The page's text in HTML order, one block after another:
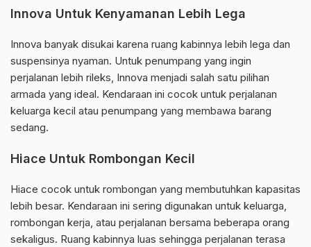
Innova Untuk Kenyamanan Lebih Lega
Innova banyak disukai karena ruang kabinnya lebih lega dan
suspensinya nyaman. Untuk penumpang yang ingin
perjalanan lebih rileks, Innova menjadi salah satu pilihan
armada yang ideal. Kendaraan ini cocok untuk perjalanan
keluarga kecil atau penumpang yang membawa barang
sedang.
Hiace Untuk Rombongan Kecil
Hiace cocok untuk rombongan yang membutuhkan kapasitas
lebih besar. Kendaraan ini sering digunakan untuk keluarga,
rombongan kerja, atau perjalanan bersama beberapa orang
sekaligus. Ruang kabinnya luas sehingga perjalanan terasa